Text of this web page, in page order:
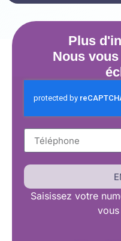
Plus
Nous
Saisissez votre